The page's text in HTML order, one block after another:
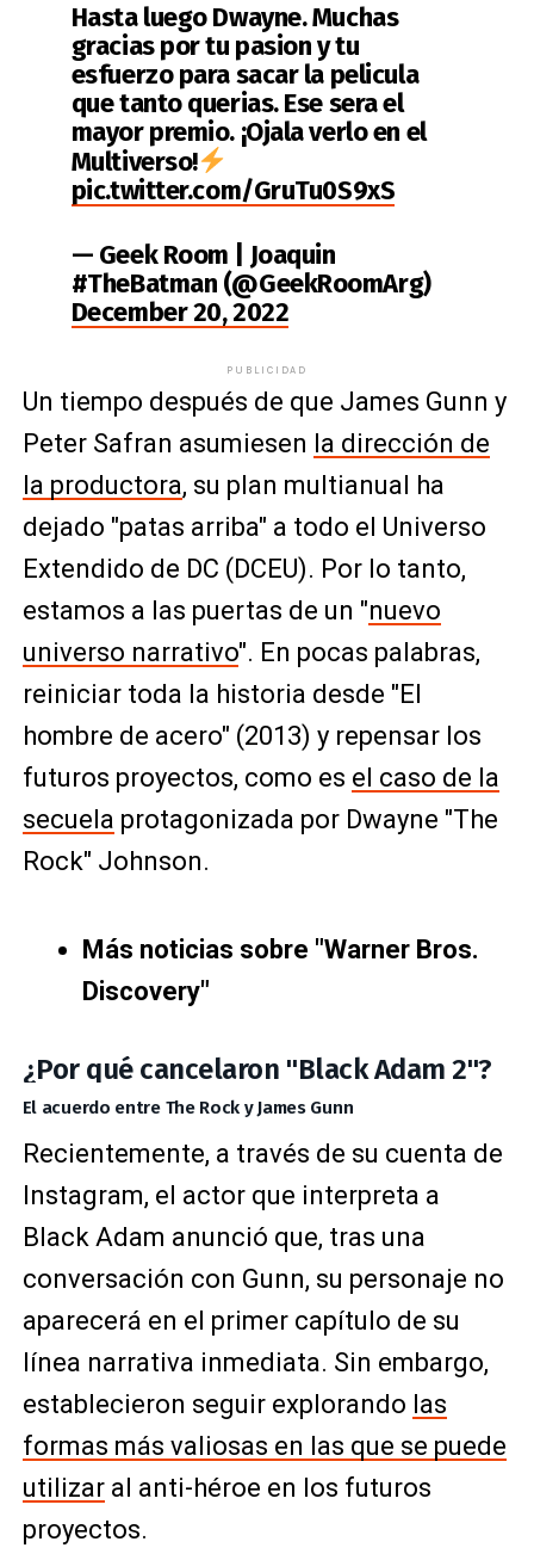
Hasta luego Dwayne. Muchas
gracias por tu pasion y tu
esfuerzo para sacar la pelicula
que tanto querias. Ese sera el
mayor premio. ¡Ojala verlo en el
Multiverso!
pic.twitter.com/GruTu0S9xS
— Geek Room | Joaquin
#TheBatman (@GeekRoomArg)
December 20, 2022
PUBLICIDAD
Un tiempo después de que James Gunn y
Peter Safran asumiesen la dirección de
la productora, su plan multianual ha
dejado "patas arriba" a todo el Universo
Extendido de DC (DCEU). Por lo tanto,
estamos a las puertas de un "nuevo
universo narrativo". En pocas palabras,
reiniciar toda la historia desde "El
hombre de acero" (2013) y repensar los
futuros proyectos, como es el caso de la
secuela protagonizada por Dwayne "The
Rock" Johnson.
Más noticias sobre "Warner Bros.
Discovery"
¿Por qué cancelaron "Black Adam 2"?
El acuerdo entre The Rock y James Gunn
Recientemente, a través de su cuenta de
Instagram, el actor que interpreta a
Black Adam anunció que, tras una
conversación con Gunn, su personaje no
aparecerá en el primer capítulo de su
línea narrativa inmediata. Sin embargo,
establecieron seguir explorando las
formas más valiosas en las que se puede
utilizaral anti-héroe en los futuros
proyectos.